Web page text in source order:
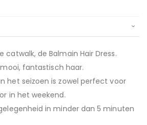
catwalk, de Balmain Hair Dress.
fantastisch haar.
het seizoen is zowel perfect voor
in het weekend.
in minder dan 5 minuten